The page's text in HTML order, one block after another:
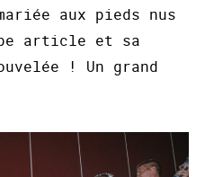
aux pieds nus
article et sa
! Un grand